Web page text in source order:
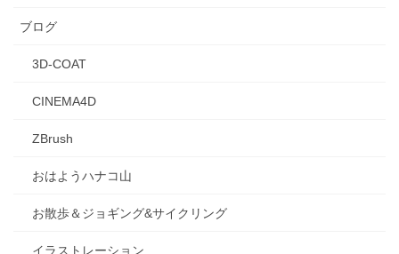
ブログ
3D-COAT
CINEMA4D
ZBrush
おはようハナコ山
お散歩＆ジョギング&サイクリング
イラストレーション